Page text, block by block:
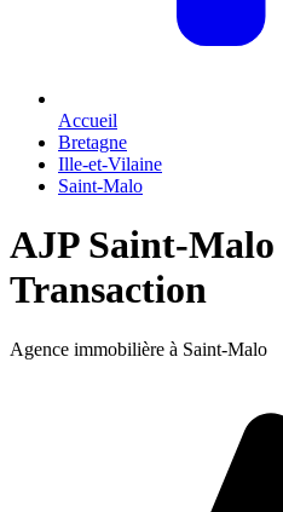
Accueil
Bretagne
Ille-et-Vilaine
Saint-Malo
AJP Saint-Malo
Transaction
Agence immobilière à Saint-Malo